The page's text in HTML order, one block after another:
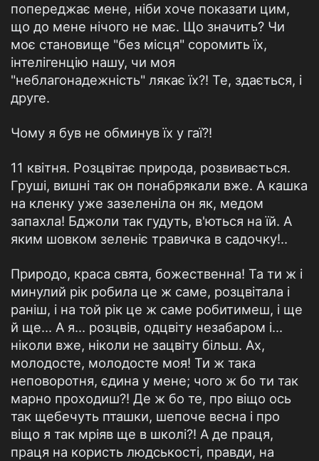
попереджає мене, ніби хоче показати цим,
що до мене нічого не має. Що значить? Чи
моє становище "без місця" соромить їх,
інтелігенцію нашу, чи моя
"неблагонадежність" лякає їх?! Те, здається, і
друге.
Чому я був не обминув їх у гаї?!
11 квітня. Розцвітає природа, розвивається.
Груші, вишні так он понабрякали вже. А кашка
на кленку уже зазеленіла он як, медом
запахла! Бджоли так гудуть, в'ються на їй. А
яким шовком зеленіє травичка в садочку!..
Природо, краса свята, божественна! Та ти ж і
минулий рік робила це ж саме, розцвітала і
раніш, і на той рік це ж саме робитимеш, і ще
й ще... А я... розцвів, одцвіту незабаром і...
ніколи вже, ніколи не зацвіту більш. Ах,
молодосте, молодосте моя! Ти ж така
неповоротня, єдина у мене; чого ж бо ти так
марно проходиш?! Де ж бо те, про віщо ось
так щебечуть пташки, шепоче весна і про
віщо я так мріяв ще в школі?! А де праця,
праця на користь людськості, правди, на